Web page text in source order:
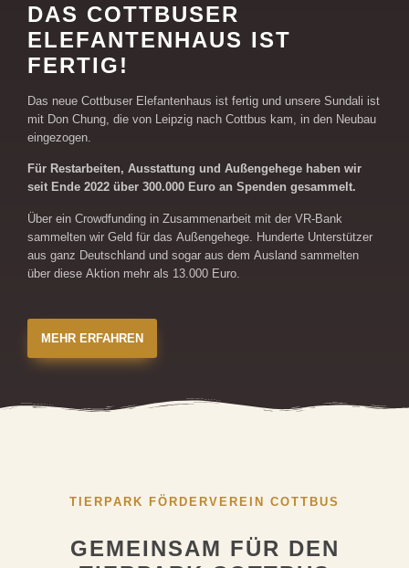
DAS COTTBUSER
ELEFANTENHAUS IST
FERTIG!
Das neue Cottbuser Elefantenhaus ist fertig und unsere Sundali ist
mit Don Chung, die von Leipzig nach Cottbus kam, in den Neubau
eingezogen.
Für Restarbeiten, Ausstattung und Außengehege haben wir
seit Ende 2022 über 300.000 Euro an Spenden gesammelt.
Über ein Crowdfunding in Zusammenarbeit mit der VR-Bank
sammelten wir Geld für das Außengehege. Hunderte Unterstützer
aus ganz Deutschland und sogar aus dem Ausland sammelten
über diese Aktion mehr als 13.000 Euro.
MEHR ERFAHREN
TIERPARK FÖRDERVEREIN COTTBUS
GEMEINSAM FÜR DEN